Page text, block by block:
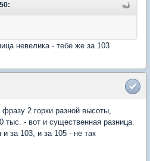
невелика - тебе же за 103
2 горки разной высоты,
тыс. - вот и существенная разница.
за 103, и за 105 - не так